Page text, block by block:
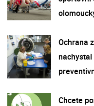
Ochrana
Chcete